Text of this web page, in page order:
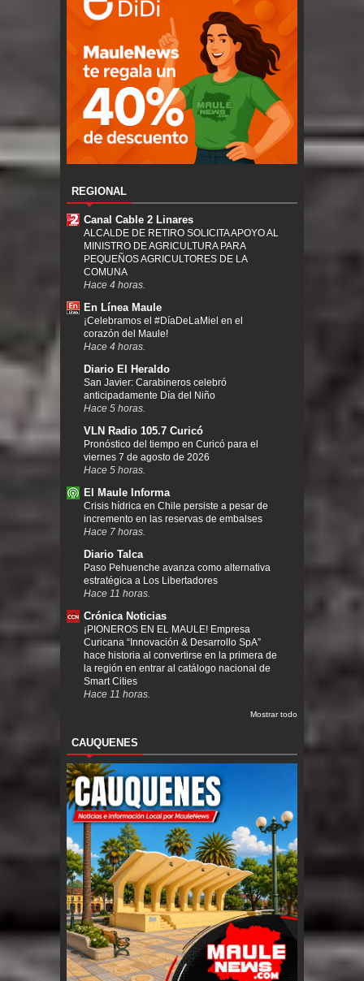
REGIONAL
Canal Cable 2 Linares
ALCALDE DE RETIRO SOLICITA APOYO AL
MINISTRO DE AGRICULTURA PARA
PEQUEÑOS AGRICULTORES DE LA
COMUNA
Hace 4 horas.
En Línea Maule
¡Celebramos el #DíaDeLaMiel en el
corazón del Maule!
Hace 4 horas.
Diario El Heraldo
San Javier: Carabineros celebró
anticipadamente Día del Niño
Hace 5 horas.
VLN Radio 105.7 Curicó
Pronóstico del tiempo en Curicó para el
viernes 7 de agosto de 2026
Hace 5 horas.
El Maule Informa
Crisis hídrica en Chile persiste a pesar de
incremento en las reservas de embalses
Hace 7 horas.
Diario Talca
Paso Pehuenche avanza como alternativa
estratégica a Los Libertadores
Hace 11 horas.
Crónica Noticias
¡PIONEROS EN EL MAULE! Empresa
Curicana “Innovación & Desarrollo SpA”
hace historia al convertirse en la primera de
la región en entrar al catálogo nacional de
Smart Cities
Hace 11 horas.
Mostrar todo
CAUQUENES